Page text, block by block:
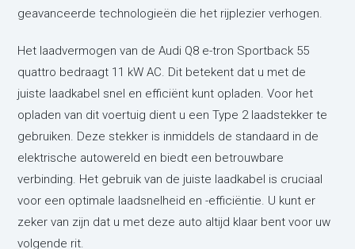
geavanceerde technologieën die het rijplezier verhogen.
Het laadvermogen van de Audi Q8 e-tron Sportback 55
quattro bedraagt 11 kW AC. Dit betekent dat u met de
juiste laadkabel snel en efficiënt kunt opladen. Voor het
opladen van dit voertuig dient u een Type 2 laadstekker te
gebruiken. Deze stekker is inmiddels de standaard in de
elektrische autowereld en biedt een betrouwbare
verbinding. Het gebruik van de juiste laadkabel is cruciaal
voor een optimale laadsnelheid en -efficiëntie. U kunt er
zeker van zijn dat u met deze auto altijd klaar bent voor uw
volgende rit.